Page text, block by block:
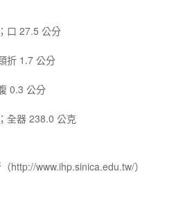
口 27.5 公分
折 1.7 公分
0.3 公分
全器 238.0 公克
http://www.ihp.sinica.edu.tw/）